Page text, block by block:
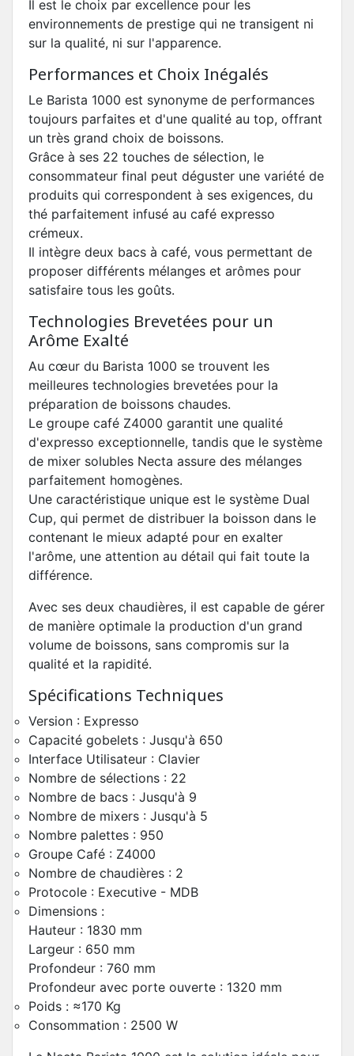
Il est le choix par excellence pour les
environnements de prestige qui ne transigent ni
sur la qualité, ni sur l'apparence.
Performances et Choix Inégalés
Le Barista 1000 est synonyme de performances
toujours parfaites et d'une qualité au top, offrant
un très grand choix de boissons.
Grâce à ses 22 touches de sélection, le
consommateur final peut déguster une variété de
produits qui correspondent à ses exigences, du
thé parfaitement infusé au café expresso
crémeux.
Il intègre deux bacs à café, vous permettant de
proposer différents mélanges et arômes pour
satisfaire tous les goûts.
Technologies Brevetées pour un
Arôme Exalté
Au cœur du Barista 1000 se trouvent les
meilleures technologies brevetées pour la
préparation de boissons chaudes.
Le groupe café Z4000 garantit une qualité
d'expresso exceptionnelle, tandis que le système
de mixer solubles Necta assure des mélanges
parfaitement homogènes.
Une caractéristique unique est le système Dual
Cup, qui permet de distribuer la boisson dans le
contenant le mieux adapté pour en exalter
l'arôme, une attention au détail qui fait toute la
différence.
Avec ses deux chaudières, il est capable de gérer
de manière optimale la production d'un grand
volume de boissons, sans compromis sur la
qualité et la rapidité.
Spécifications Techniques
Version : Expresso
Capacité gobelets : Jusqu'à 650
Interface Utilisateur : Clavier
Nombre de sélections : 22
Nombre de bacs : Jusqu'à 9
Nombre de mixers : Jusqu'à 5
Nombre palettes : 950
Groupe Café : Z4000
Nombre de chaudières : 2
Protocole : Executive - MDB
Dimensions :
Hauteur : 1830 mm
Largeur : 650 mm
Profondeur : 760 mm
Profondeur avec porte ouverte : 1320 mm
Poids : ≈170 Kg
Consommation : 2500 W